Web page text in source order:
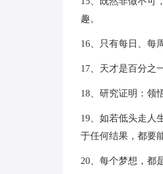
趣。
16、只有每日、每
17、天才是百分之
18、研究证明：领
19、如若低头走人
于任何结果，都要
20、每个梦想，都